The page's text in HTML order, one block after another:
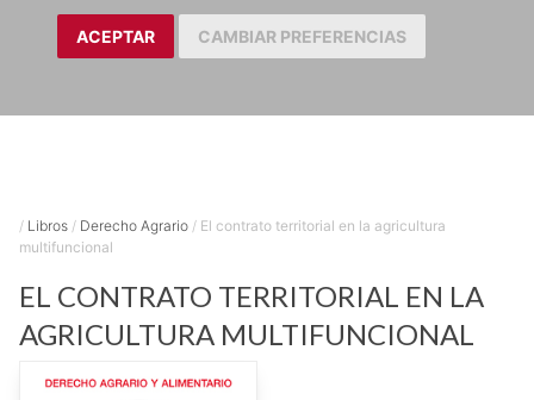
ACEPTAR CAMBIAR PREFERENCIAS
/ Libros / Derecho Agrario / El contrato territorial en la agricultura
multifuncional
EL CONTRATO TERRITORIAL EN LA
AGRICULTURA MULTIFUNCIONAL